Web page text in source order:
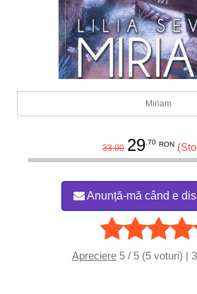
Miriam
33.00 29.70 RON
Anunță-mă când e
Apreciere5 / 5 (5 voturi) | 3